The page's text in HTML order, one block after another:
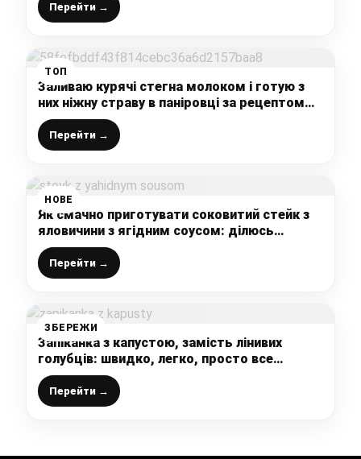
Перейти →
ТОП
Заливаю курячі стегна молоком і готую з
них ніжну страву в паніровці за рецептом
бабусі (виходить дуже смачно і ситно)
Перейти →
НОВЕ
Як смачно приготувати соковитий стейк з
яловичини з ягідним соусом: ділюсь
рецептом ресторанної страви
Перейти →
ЗБЕРЕЖИ
Запіканка з капустою, замість лінивих
голубців: швидко, легко, просто все
змішала і в духовку
Перейти →